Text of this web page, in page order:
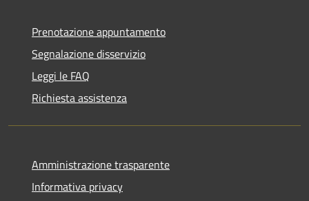
Prenotazione appuntamento
Segnalazione disservizio
Leggi le FAQ
Richiesta assistenza
Amministrazione trasparente
Informativa privacy